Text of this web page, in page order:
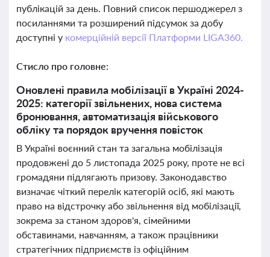
публікацій за день. Повний список першоджерел з
посиланнями та розширений підсумок за добу
доступні у комерційній версії Платформи LIGA360.
Стисло про головне:
Оновлені правила мобілізації в Україні 2024-
2025: категорії звільнених, нова система
бронювання, автоматизація військового
обліку та порядок вручення повісток
В Україні воєнний стан та загальна мобілізація
продовжені до 5 листопада 2025 року, проте не всі
громадяни підлягають призову. Законодавство
визначає чіткий перелік категорій осіб, які мають
право на відстрочку або звільнення від мобілізації,
зокрема за станом здоров'я, сімейними
обставинами, навчанням, а також працівники
стратегічних підприємств із офіційним